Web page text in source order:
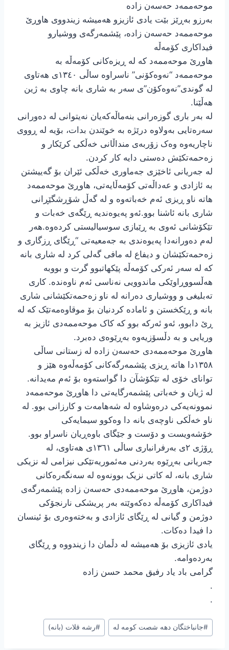
موحەممەد حەسەن زادە
بەرزو بەڕێز بێت یادی ئازیزو هەمیشە زیندووی هاوڕێ
موحەممەد حەسەن زادە، پێشمەرگەی ووشیارو
فیداکاری کۆمەڵە
هاوڕێ موحەممەد کە لە ڕیزەکانی کۆمەڵە بە
موحەممەد “نەوەکۆنی” ناسراوە ساڵی ١٣٤٠ی هەتاوی
لە گوندی”نەوەکۆن”ی سەر بە شاری بانە چاوی بە ژین
هەڵێنا.
لە بەر باری گوزەرانی بنەماڵەکەیان نەیتوانی لە دەورانی
سەرەتایی بەولاوە درێژە بە خوێندن بدات، بۆیە لە ڕووی
ناچاریەوە وەک زۆربەی منداڵانی خەڵکی کرێکار و
زەحمەتکێش دەستی دایە کار کردن.
لە جەریانی ئاخێزی جەماوری خەڵکی ئێران بۆ گەییشتن
بە ئازادی و عەداڵەتی کۆمەڵایەتی، هاوڕێ موحەممەد
هاتە ناو ڕیزی ئەم خەباتەوە و لە گەڵ شۆڕشگێڕانی
شاری بانە ئاشنا بوو.ئەو پەیوەندیە ڕێگەی خەبات و
تێکۆشانی ئەوی بە ڕێبازی سوسیالیستی کردەوە.هەر
لەم دەورانەدا پەیوەندی بە جەمعیەتی “ڕێگای ڕزگاری و
زەحمەتکێشان و دیفاع لە مافی گەلی کرد لە شاری بانە
که لە سەر ئەرکی کۆمەڵە پێکهاتبوو گرت و بووبە
هەڵسووڕاوێکی ماندوویی نەناسی ئەم ناوەندە. کاری
تەبلیغی و ووشیاری دەرانە لە ناو زەحمەتکێشانی شاری
بانە و ڕێکخستن و ئامادە کردنیان بۆ موقاوەمەتێک کە لە
ڕێ دابوو، ئەو ئەرکە بوو کە کاک موحەممەدی ئازیز بە
وریایی و بە دڵسۆزیەوە بەڕێوەی دەبرد.
هاوڕێ موحەممەدی حەسەن زادە لە زستانی ساڵی
١٣٥٨دا هاتە ڕیزی پێشمەرگەکانی کۆمەڵەوە هێز و
توانای خۆی لە تێکۆشآن دا گواستەوە بۆ ئەم مەیدانە.
لە ژیان و خەباتی پێشمەرگایەتی دا هاوڕێ موحەممەد
نموونەیەکی درەوشاوە لە شەهامەت و کارزانی بوو. لە
ناو خەڵکی ناوچەی بانە دا وەکوو سیمایەکی
خۆشەویست و دۆست و جێگای باوەڕیان ناسراو بوو.
ڕۆژی ٢ی بەرفرانباری ساڵی ١٣٦١ی هەتاوی، لە
جەریانی بەڕێوە بەردنی مەئموریەتێکی نیزامی لە نزیکی
شاری بانە، لە کاتی نزیک بوونەوە لە سەنگەرەکانی
دوژمن، هاوڕێ موحەممەدی حەسەن زادە پێشمەرگەی
فیداکاری کۆمەڵە دەکەوێتە بەر پریشکی نارنجۆکی
دوژمن و گیانی لە ڕێگای ئازادی و بەختەوەری بۆ ئینسان
دا فیدا دەکات.
یادی ئازیزی بۆ هەمیشە لە دڵمان دا زیندووە و ڕێگای
بەردەوامە.
گرامی باد یاد رفیق محمد حسن زاده
.
.
برچسب‌های
نوشته:
#جانباختگان دهه شصت کومه له #رشه قلات (بانه)